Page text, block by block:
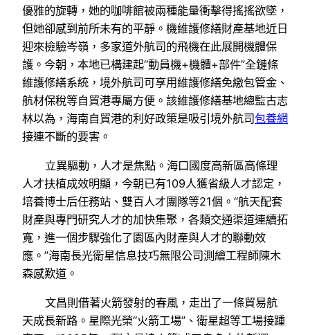
優雅的旋轉，她的咖啡館被兩種能量衝擊得搖搖欲墜，
但她卻感到前所未有的平靜。機維護修繕財產基地近日
迎來檢驗岑嶺，多家道外航司的飛機在此展開機體保
護。今朝，本地已構建起“動員機+機體+部件”全鏈條
維護修繕系統，境外航司可享用維護修繕免繳包管金、
航材保稅等自貿港專屬方便。該維護修繕基地總監古志
林以為，海南自貿港的利好政策是吸引境外航司包養網
接連不斷的要害。
立異驅動，人才是焦點。海口國度高新區高條理
人才扶植成效明顯，今朝已有109人獲省級人才認定，
培養博士后任務站、雙百人才團隊等21個。“航天配套
財產與專門研究人才的加快集聚，各類交通渠道連續拓
寬，進一個步驟強化了園區內財產與人才的聯動效
應。”海南長光衛星信息技巧無限公司測繪工程師陳木
森感歎道。
文昌則借著火箭發射的春風，走出了一條貿易航
天成長新路。星際光榮“火箭工場”、衛星超等工場接踵